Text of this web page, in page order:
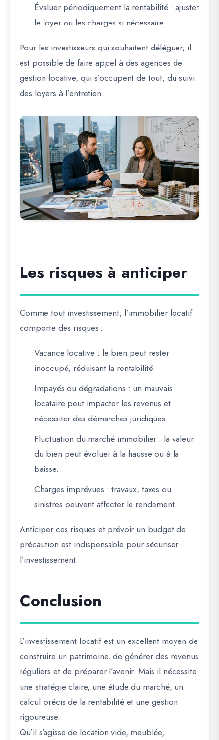
Évaluer périodiquement la rentabilité : ajuster
le loyer ou les charges si nécessaire.
Pour les investisseurs qui souhaitent déléguer, il
est possible de faire appel à des agences de
gestion locative, qui s’occupent de tout, du suivi
des loyers à l’entretien.
Les risques à anticiper
Comme tout investissement, l’immobilier locatif
comporte des risques :
Vacance locative : le bien peut rester
inoccupé, réduisant la rentabilité.
Impayés ou dégradations : un mauvais
locataire peut impacter les revenus et
nécessiter des démarches juridiques.
Fluctuation du marché immobilier : la valeur
du bien peut évoluer à la hausse ou à la
baisse.
Charges imprévues : travaux, taxes ou
sinistres peuvent affecter le rendement.
Anticiper ces risques et prévoir un budget de
précaution est indispensable pour sécuriser
l’investissement.
Conclusion
L’investissement locatif est un excellent moyen de
construire un patrimoine, de générer des revenus
réguliers et de préparer l’avenir. Mais il nécessite
une stratégie claire, une étude du marché, un
calcul précis de la rentabilité et une gestion
rigoureuse.
Qu’il s’agisse de location vide, meublée,